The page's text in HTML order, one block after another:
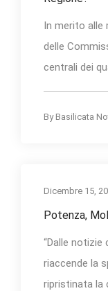
In merito alle
delle
centrali dei
By Basilicata
Dicembre 15,
Potenza,
“Dalle notizie
riaccende la
ripristinata la